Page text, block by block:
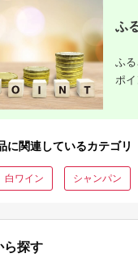
税のご紹介ふ
ふ
ポ
に関連しているカテゴリ
白ワイン シャンパン
ら探す